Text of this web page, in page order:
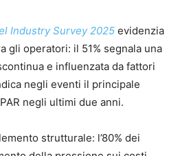
Industry Survey 2025 evidenzia
gli operatori: il 51% segnala una
e influenzata da fattori
negli eventi il principale
negli ultimi due anni.
strutturale: l’80% dei